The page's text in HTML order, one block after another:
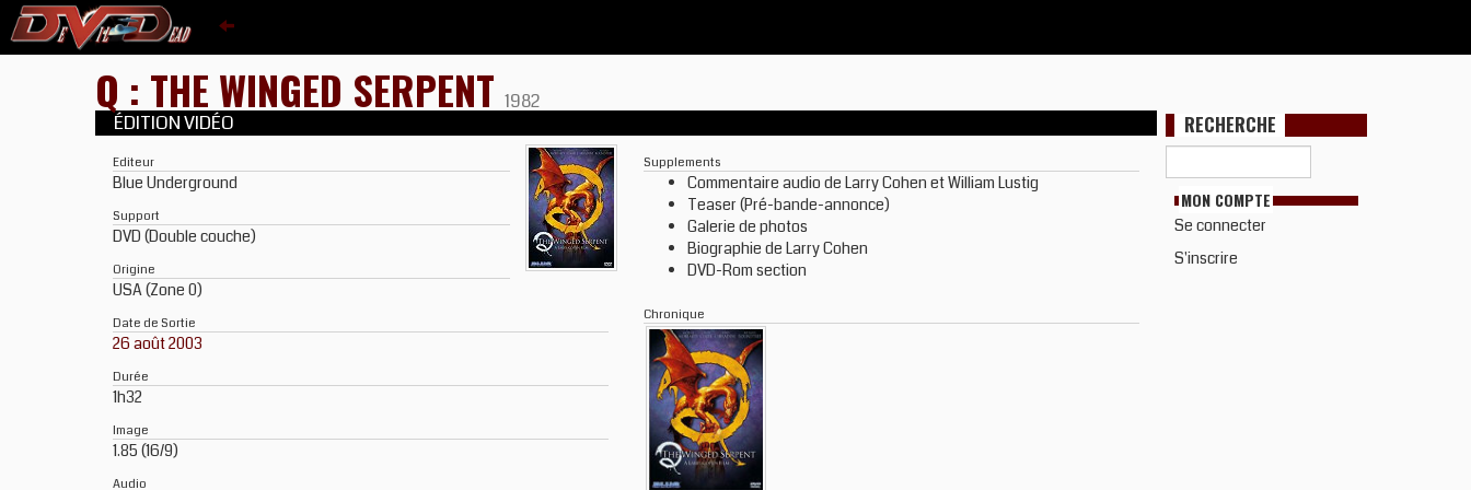
Q : THE WINGED SERPENT 1982
ÉDITION VIDÉO
Editeur
Blue Underground
Support
DVD (Double couche)
Origine
USA (Zone 0)
Date de Sortie
26 août 2003
Durée
1h32
Image
1.85 (16/9)
Audio
Supplements
Commentaire audio de Larry Cohen et William Lustig
Teaser (Pré-bande-annonce)
Galerie de photos
Biographie de Larry Cohen
DVD-Rom section
Chronique
RECHERCHE
MON COMPTE
Se connecter
S'inscrire